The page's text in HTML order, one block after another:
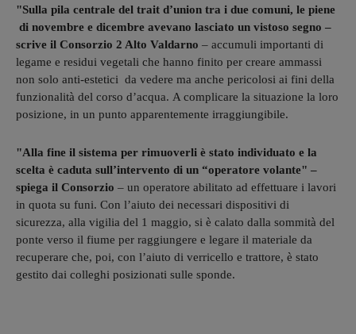
"Sulla pila centrale del trait d’union tra i due comuni, le piene
di novembre e dicembre avevano lasciato un vistoso segno –
scrive il Consorzio 2 Alto Valdarno – accumuli importanti di
legame e residui vegetali che hanno finito per creare ammassi
non solo anti-estetici da vedere ma anche pericolosi ai fini della
funzionalità del corso d’acqua. A complicare la situazione la loro
posizione, in un punto apparentemente irraggiungibile.
"Alla fine il sistema per rimuoverli è stato individuato e la
scelta è caduta sull’intervento di un “operatore volante" –
spiega il Consorzio – un operatore abilitato ad effettuare i lavori
in quota su funi. Con l’aiuto dei necessari dispositivi di
sicurezza, alla vigilia del 1 maggio, si è calato dalla sommità del
ponte verso il fiume per raggiungere e legare il materiale da
recuperare che, poi, con l’aiuto di verricello e trattore, è stato
gestito dai colleghi posizionati sulle sponde.